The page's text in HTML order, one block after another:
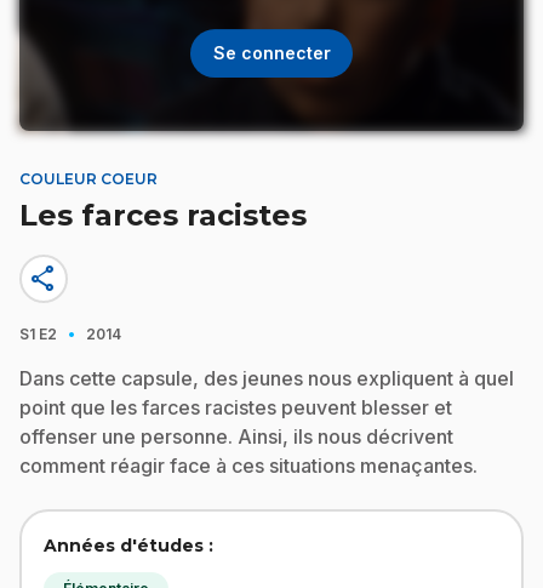
Se connecter
COULEUR COEUR
Les farces racistes
share
S1 E2 · 2014
Dans cette capsule, des jeunes nous expliquent à quel
point que les farces racistes peuvent blesser et
offenser une personne. Ainsi, ils nous décrivent
comment réagir face à ces situations menaçantes.
Années d'études :